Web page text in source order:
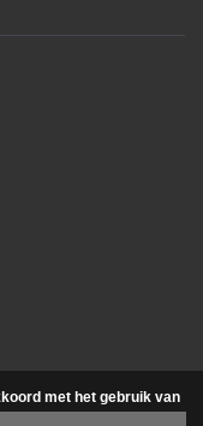
met het gebruik van